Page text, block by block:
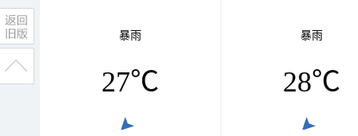
暴雨
27℃
暴雨
28℃